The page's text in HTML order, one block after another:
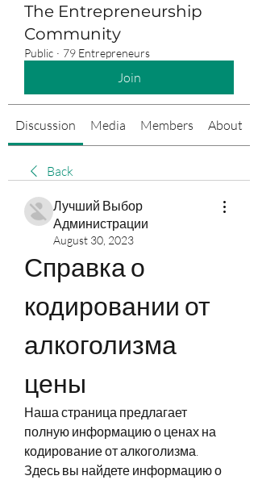
The Entrepreneurship
Community
Public · 79 Entrepreneurs
Join
Discussion Media Members About
Back
Лучший Выбор
Администрации
August 30, 2023
Справка о
кодировании от
алкоголизма
цены
Наша страница предлагает
полную информацию о ценах на
кодирование от алкоголизма.
Здесь вы найдете информацию о